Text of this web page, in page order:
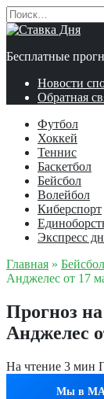
Перейти
к
содержанию
Search
for:
Бесплатные
Новости
Обратная
Футбол
Хоккей
Теннис
Баскетбол
Бейсбол
Волейбол
Киберспорт
Экспресс
Главная » Бейсбол
Анджелес от 17
Прогноз
Анджелес
На чтение 3 мин
Мы в